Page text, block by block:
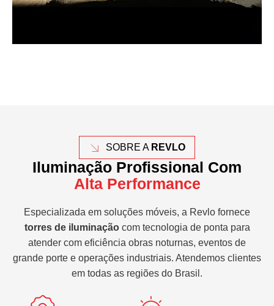
SOBRE A REVLO
Iluminação Profissional Com
Alta Performance
Especializada em soluções móveis, a Revlo fornece
torres de iluminaçãocom tecnologia de ponta para
atender com eficiência obras noturnas, eventos de
grande porte e operações industriais. Atendemos clientes
em todas as regiões do Brasil.